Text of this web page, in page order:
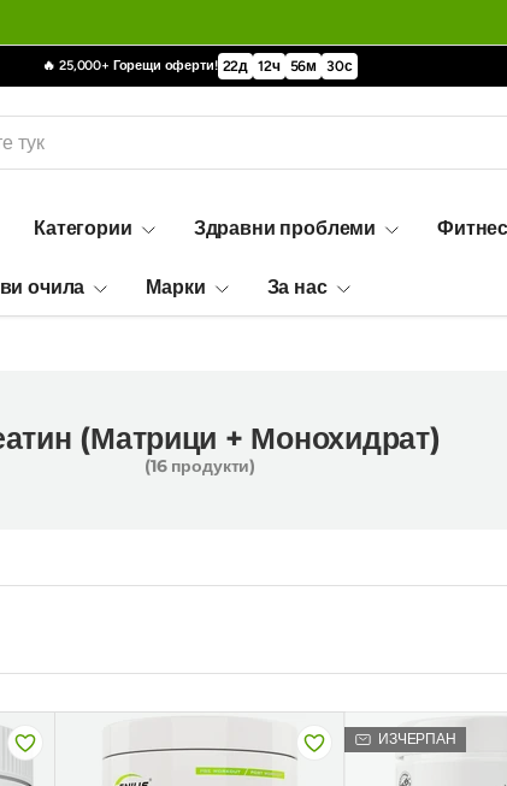
🔥 25,000+ Горещи оферти! 22д 12ч 56м 29с
Категории Здравни проблеми
очила Марки За нас
(Матрици + Монохидрат)
(16 продукти)
ИЗЧЕРПАН